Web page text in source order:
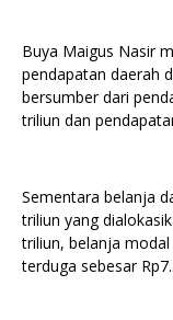
Buya Maigus Nasir
pendapatan daerah
bersumber dari
triliun dan
Sementara belanja
triliun yang
triliun, belanja
terduga sebesar